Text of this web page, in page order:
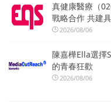
真健康醫療（
戰略合作 共建
2026/08/06
陳嘉樺Ella選
的青春狂歡
2026/08/06